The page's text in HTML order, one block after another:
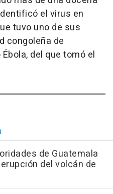
el virus en
tuvo uno de sus
congoleña de
del que tomó el
de Guatemala
del volcán de